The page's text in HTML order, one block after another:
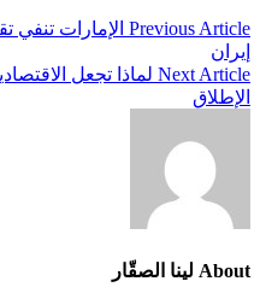
تصفّح
المقالات
Previous Article الإمارات تنفي
إيران
Next Article لماذا تجعل
الإطلاق
About لينا الصقّار